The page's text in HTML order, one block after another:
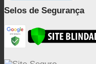
Selos de Segurança